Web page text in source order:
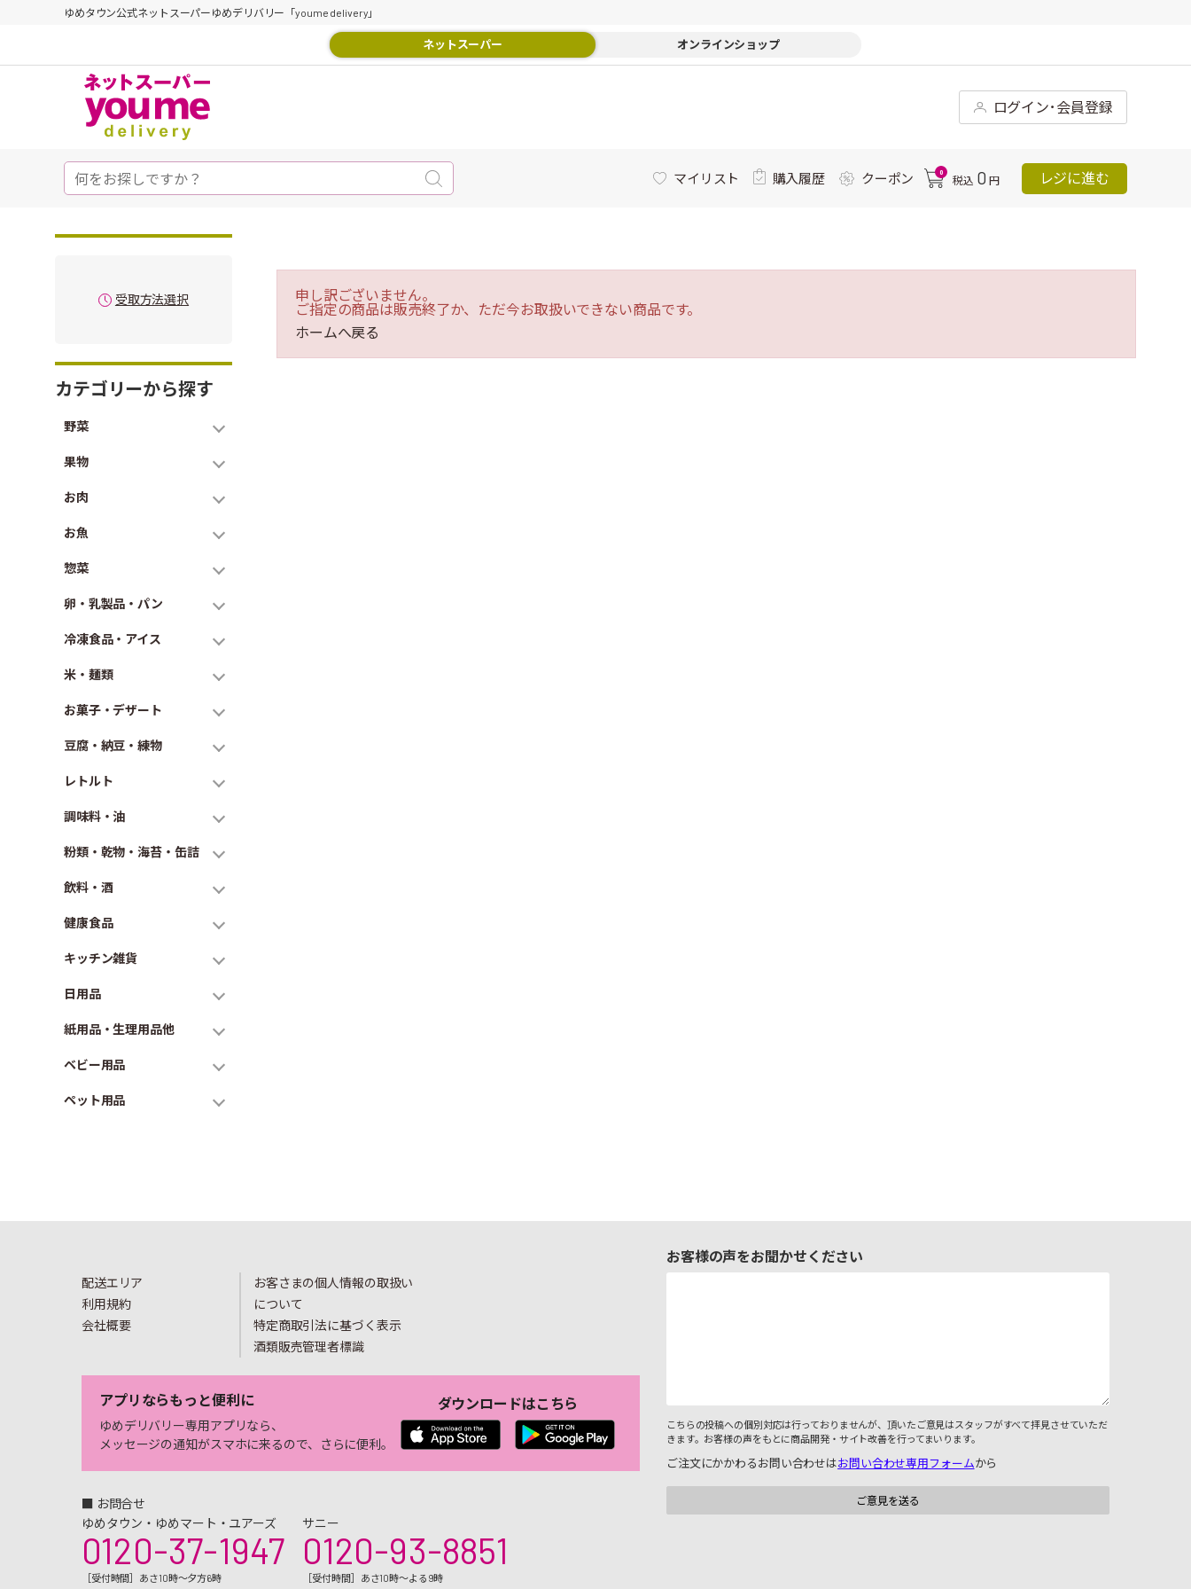
ゆめタウン公式ネットスーパーゆめデリバリー「youme delivery」
ネットスーパー オンラインショップ
ログイン･会員登録
マイリスト 購入履歴 クーポン 0
税込 0 円 レジに進む
受取方法選択
カテゴリーから探す
野菜
果物
お肉
お魚
惣菜
卵・乳製品・パン
冷凍食品・アイス
米・麺類
お菓子・デザート
豆腐・納豆・練物
レトルト
調味料・油
粉類・乾物・海苔・缶詰
飲料・酒
健康食品
キッチン雑貨
日用品
紙用品・生理用品他
ベビー用品
ペット用品
申し訳ございません。
ご指定の商品は販売終了か、ただ今お取扱いできない商品です。
ホームへ戻る
配送エリア
利用規約
会社概要
お客さまの個人情報の取扱い
について
特定商取引法に基づく表示
酒類販売管理者標識
アプリならもっと便利に
ゆめデリバリー専用アプリなら、
メッセージの通知がスマホに来るので、さらに便利。
ダウンロードはこちら
■ お問合せ
ゆめタウン・ゆめマート・ユアーズ
0120-37-1947
［受付時間］あさ10時～夕方6時
サニー
0120-93-8851
［受付時間］あさ10時～よる9時
お客様の声をお聞かせください
こちらの投稿への個別対応は行っておりませんが、頂いたご意見はスタッフがすべて拝見させていただ
きます。お客様の声をもとに商品開発・サイト改善を行ってまいります。
ご注文にかかわるお問い合わせはお問い合わせ専用フォームから